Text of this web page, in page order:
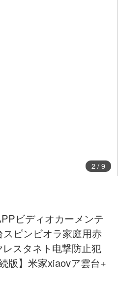
2/ 9
ビディオカーメンテ
スピンビオラ家庭用赤
スタネト电撃防止犯
版】米家xiaovア雲台+